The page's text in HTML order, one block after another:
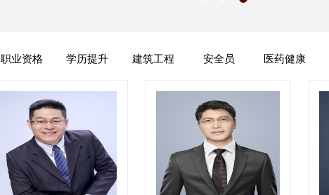
职业资格 学历提升 建筑工程 安全员 医药健康